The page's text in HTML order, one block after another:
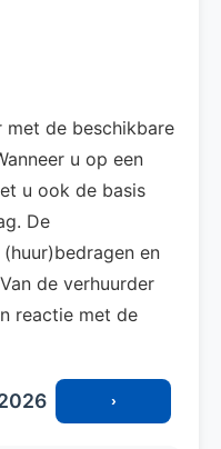
met de beschikbare
u op een
u ook de basis
De
en
de verhuurder
reactie met de
›